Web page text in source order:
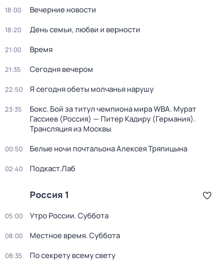
18:00 Вечерние новости
18:20 День семьи, любви и верности
21:00 Время
21:35 Сегодня вечером
22:50 Я сегодня обеты молчанья нарушу
23:35
Бокс. Бой за титул чемпиона мира WBA. Мурат
Гассиев (Россия) — Питер Кадиру (Германия).
Трансляция из Москвы
00:50 Белые ночи почтальона Алексея Тряпицына
02:40 Подкаст.Лаб
Россия 1
05:00 Утро России. Суббота
08:00 Местное время. Суббота
08:35 По секрету всему свету